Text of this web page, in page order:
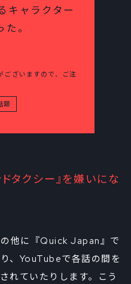
キャラクター
。
ざいますので、ご注
題
タクシー』を嫌いにな
の他に『Quick Japan』で
、YouTubeで各話の間を
れていたりします。こう